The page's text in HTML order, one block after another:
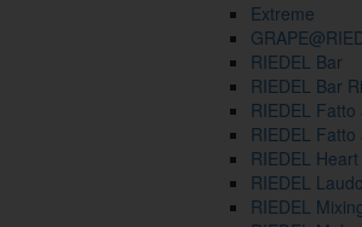
Extreme
RIEDEL Bar
RIEDEL Bar
RIEDEL Fatto
RIEDEL
RIEDEL
RIEDEL
RIEDEL